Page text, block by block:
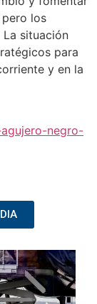
los
situación
para
y en la
negro-